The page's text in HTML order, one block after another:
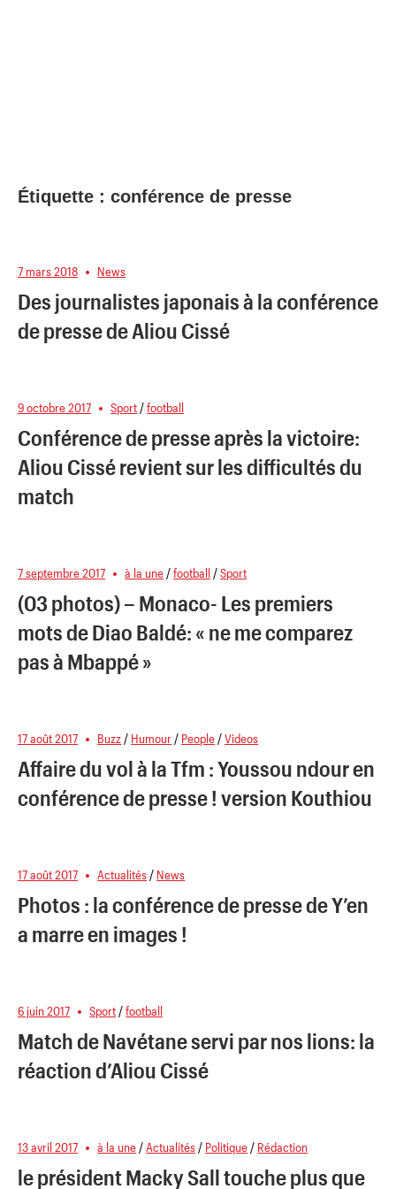
Étiquette : conférence de presse
7 mars 2018 News
Des journalistes japonais à la conférence
de presse de Aliou Cissé
9 octobre 2017 Sport /football
Conférence de presse après la victoire:
Aliou Cissé revient sur les difficultés du
match
7 septembre 2017 à la une /football /Sport
(03 photos) – Monaco- Les premiers
mots de Diao Baldé: « ne me comparez
pas à Mbappé »
17 août 2017 Buzz / Humour / People /Videos
Affaire du vol à la Tfm : Youssou ndour en
conférence de presse ! version Kouthiou
17 août 2017 Actualités / News
Photos : la conférence de presse de Y’en
a marre en images !
6 juin 2017 Sport /football
Match de Navétane servi par nos lions: la
réaction d’Aliou Cissé
13 avril 2017 à la une /Actualités / Politique / Rédaction
le président Macky Sall touche plus que